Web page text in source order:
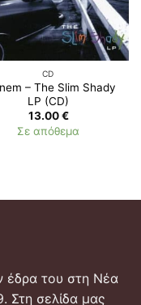
CD
‎– The Slim Shady
LP (CD)
13.00€
Σε απόθεμα
έδρα του στη Νέα
Στη σελίδα μας